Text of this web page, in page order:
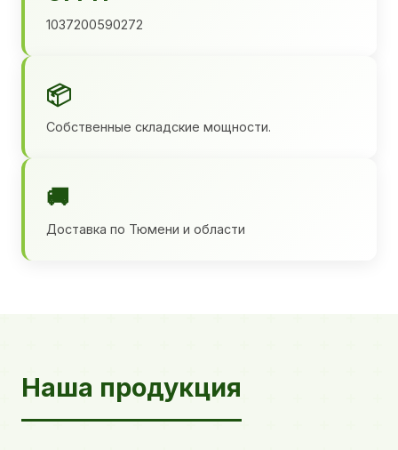
1037200590272
📦
Собственные складские мощности.
🚚
Доставка по Тюмени и области
Наша продукция